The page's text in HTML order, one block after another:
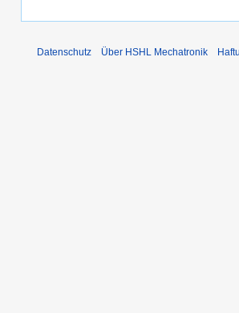
Datenschutz Über HSHL Mechatronik